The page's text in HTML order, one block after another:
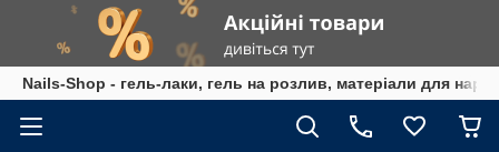
Nails-Shop - гель-лаки, гель на розлив, матеріали для